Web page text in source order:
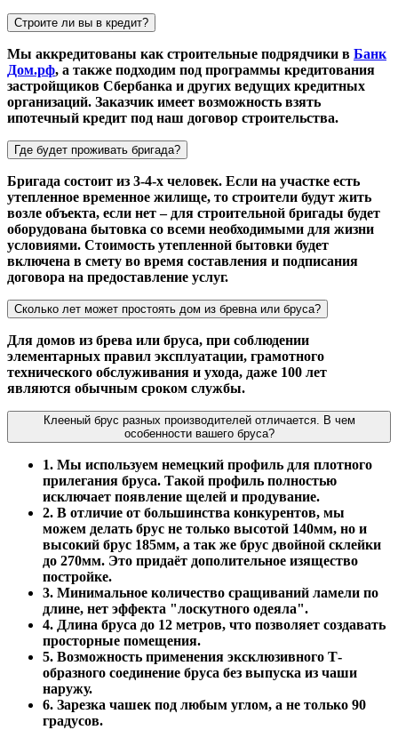
Строите ли вы в кредит?
Мы аккредитованы как строительные подрядчики в Банк
Дом.рф, а также подходим под программы кредитования
застройщиков Сбербанка и других ведущих кредитных
организаций. Заказчик имеет возможность взять
ипотечный кредит под наш договор строительства.
Где будет проживать бригада?
Бригада состоит из 3-4-х человек. Если на участке есть
утепленное временное жилище, то строители будут жить
возле объекта, если нет – для строительной бригады будет
оборудована бытовка со всеми необходимыми для жизни
условиями. Стоимость утепленной бытовки будет
включена в смету во время составления и подписания
договора на предоставление услуг.
Сколько лет может простоять дом из бревна или бруса?
Для домов из брева или бруса, при соблюдении
элементарных правил эксплуатации, грамотного
технического обслуживания и ухода, даже 100 лет
являются обычным сроком службы.
Клееный брус разных производителей отличается. В чем
особенности вашего бруса?
1. Мы используем немецкий профиль для плотного
прилегания бруса. Такой профиль полностью
исключает появление щелей и продувание.
2. В отличие от большинства конкурентов, мы
можем делать брус не только высотой 140мм, но и
высокий брус 185мм, а так же брус двойной склейки
до 270мм. Это придаёт дополительное изящество
постройке.
3. Минимальное количество сращиваний ламели по
длине, нет эффекта "лоскутного одеяла".
4. Длина бруса до 12 метров, что позволяет создавать
просторные помещения.
5. Возможность применения эксклюзивного Т-
образного соединение бруса без выпуска из чаши
наружу.
6. Зарезка чашек под любым углом, а не только 90
градусов.